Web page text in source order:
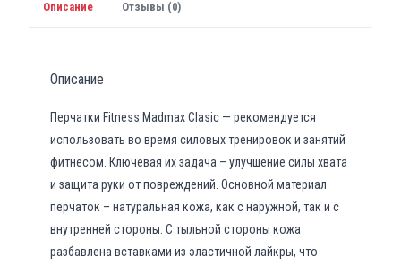
Описание Отзывы (0)
Описание
Перчатки Fitness Madmax Clasic — рекомендуется
использовать во время силовых тренировок и занятий
фитнесом. Ключевая их задача – улучшение силы хвата
и защита руки от повреждений. Основной материал
перчаток – натуральная кожа, как с наружной, так и с
внутренней стороны. С тыльной стороны кожа
разбавлена вставками из эластичной лайкры, что